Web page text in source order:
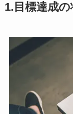
1.目標達成